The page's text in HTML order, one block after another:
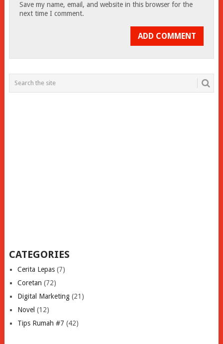
Save my name, email, and website in this browser for the
next time I comment.
CATEGORIES
Cerita Lepas(7)
Coretan (72)
Digital Marketing(21)
Novel (12)
Tips Rumah #7 (42)